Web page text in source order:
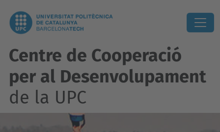
Centre de Cooperació
per al Desenvolupament
de la UPC